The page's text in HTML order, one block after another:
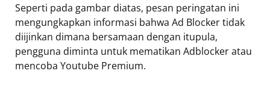
Seperti pada gambar diatas, pesan peringatan ini
mengungkapkan informasi bahwa Ad Blocker tidak
diijinkan dimana bersamaan dengan itupula,
pengguna diminta untuk mematikan Adblocker atau
mencoba Youtube Premium.